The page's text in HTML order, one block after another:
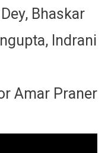
Bhaskar
Indrani
Amar Praner